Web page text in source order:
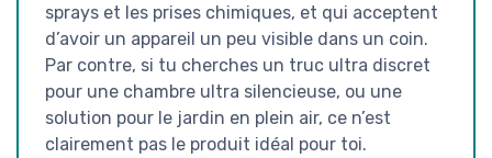
sprays et les prises chimiques, et qui acceptent
d’avoir un appareil un peu visible dans un coin.
Par contre, si tu cherches un truc ultra discret
pour une chambre ultra silencieuse, ou une
solution pour le jardin en plein air, ce n’est
clairement pas le produit idéal pour toi.